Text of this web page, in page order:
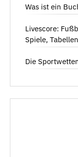
Was ist ein
Livescore:
Spiele,
Die